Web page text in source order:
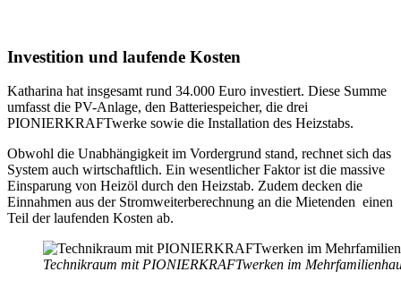
Investition und laufende Kosten
Katharina hat insgesamt rund 34.000 Euro investiert. Diese Summe
umfasst die PV-Anlage, den Batteriespeicher, die drei
PIONIERKRAFTwerke sowie die Installation des Heizstabs.
Obwohl die Unabhängigkeit im Vordergrund stand, rechnet sich das
System auch wirtschaftlich. Ein wesentlicher Faktor ist die massive
Einsparung von Heizöl durch den Heizstab. Zudem decken die
Einnahmen aus der Stromweiterberechnung an die Mietenden einen
Teil der laufenden Kosten ab.
Technikraum mit PIONIERKRAFTwerken im